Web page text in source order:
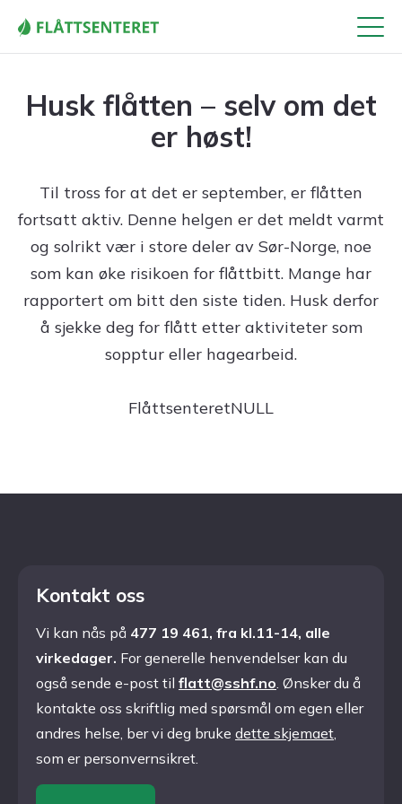
Meny
Husk flåtten – selv om det
er høst!
Til tross for at det er september, er flåtten
fortsatt aktiv. Denne helgen er det meldt varmt
og solrikt vær i store deler av Sør-Norge, noe
som kan øke risikoen for flåttbitt. Mange har
rapportert om bitt den siste tiden. Husk derfor
å sjekke deg for flått etter aktiviteter som
sopptur eller hagearbeid.
FlåttsenteretNULL
Kontakt oss
Vi kan nås på 477 19 461, fra kl.11-14, alle
virkedager. For generelle henvendelser kan du
også sende e-post til flatt@sshf.no. Ønsker du å
kontakte oss skriftlig med spørsmål om egen eller
andres helse, ber vi deg bruke dette skjemaet,
som er personvernsikret.